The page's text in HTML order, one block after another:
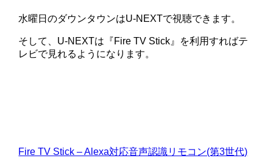
水曜日のダウンタウンはU-NEXTで視聴できます。
そして、U-NEXTは『Fire TV Stick』を利用すればテ
レビで見れるようになります。
Fire TV Stick – Alexa対応音声認識リモコン(第3世代)